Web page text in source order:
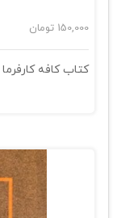
150,000 تومان
کتاب کافه